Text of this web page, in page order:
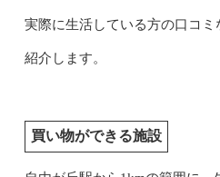
実際に生活している方の口コ
紹介します。
買い物ができる施設